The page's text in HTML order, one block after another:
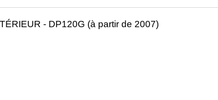
- DP120G (à partir de 2007)